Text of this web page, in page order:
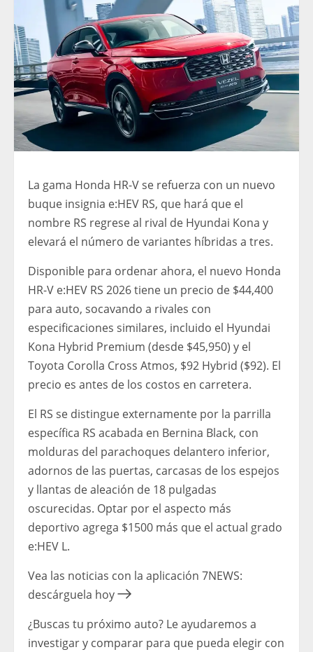
La gama Honda HR-V se refuerza con un nuevo
buque insignia e:HEV RS, que hará que el
nombre RS regrese al rival de Hyundai Kona y
elevará el número de variantes híbridas a tres.
Disponible para ordenar ahora, el nuevo Honda
HR-V e:HEV RS 2026 tiene un precio de $44,400
para auto, socavando a rivales con
especificaciones similares, incluido el Hyundai
Kona Hybrid Premium (desde $45,950) y el
Toyota Corolla Cross Atmos, $92 Hybrid ($92). El
precio es antes de los costos en carretera.
El RS se distingue externamente por la parrilla
específica RS acabada en Bernina Black, con
molduras del parachoques delantero inferior,
adornos de las puertas, carcasas de los espejos
y llantas de aleación de 18 pulgadas
oscurecidas. Optar por el aspecto más
deportivo agrega $1500 más que el actual grado
e:HEV L.
Vea las noticias con la aplicación 7NEWS:
descárguela hoy
¿Buscas tu próximo auto? Le ayudaremos a
investigar y comparar para que pueda elegir con